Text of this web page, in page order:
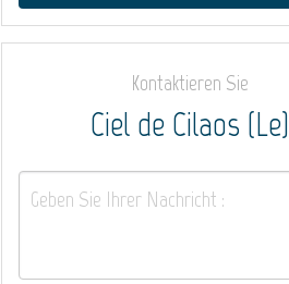
Kontaktieren Sie
Ciel de Cilaos (Le)